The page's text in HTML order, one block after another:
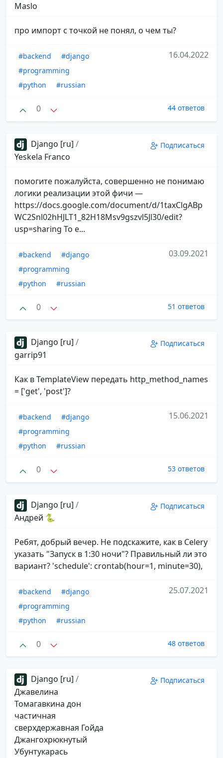
Maslo
про импорт с точкой не понял, о чем ты?
#backend
#django
#programming
#python
#russian
16.04.2022
0 44 ответов
Django [ru] /
Yeskela Franco
Подписаться
помогите пожалуйста, совершенно не понимаю
логики реализации этой фичи —
https://docs.google.com/document/d/1taxClgABp
WC2Snl02hHJLT1_82H18Msv9gszvl5Jl30/edit?
usp=sharing То е...
#backend
#django
#programming
#python
#russian
03.09.2021
0 51 ответов
Django [ru] /
garrip91
Подписаться
Как в TemplateView передать http_method_names
= ['get', 'post']?
#backend
#django
#programming
#python
#russian
15.06.2021
0 53 ответов
Django [ru] /
Андрей 🐍
Подписаться
Ребят, добрый вечер. Не подскажите, как в Celery
указать "Запуск в 1:30 ночи"? Правильный ли это
вариант? 'schedule': crontab(hour=1, minute=30),
#backend
#django
#programming
#python
#russian
25.07.2021
0 48 ответов
Django [ru] /
Джавелина
Томагавкина дон
частичная
сверхдержавная Гойда
Джангохрюкнутый
Убунтукарась
Подписаться